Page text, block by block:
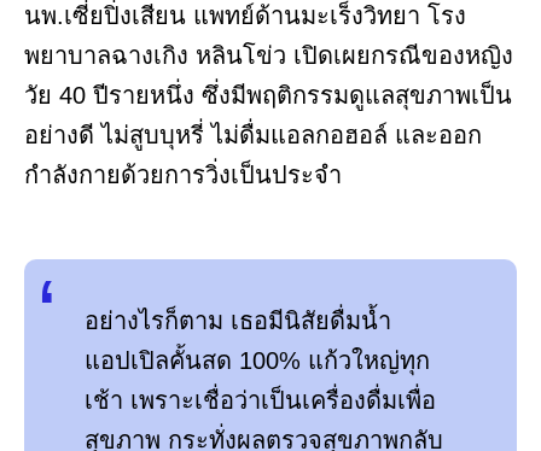
นพ.เซี่ยปิ่งเสียน แพทย์ด้านมะเร็งวิทยา โรง
พยาบาลฉางเกิง หลินโข่ว เปิดเผยกรณีของหญิง
วัย 40 ปีรายหนึ่ง ซึ่งมีพฤติกรรมดูแลสุขภาพเป็น
อย่างดี ไม่สูบบุหรี่ ไม่ดื่มแอลกอฮอล์ และออก
กำลังกายด้วยการวิ่งเป็นประจำ
อย่างไรก็ตาม เธอมีนิสัยดื่มน้ำ
แอปเปิลคั้นสด 100% แก้วใหญ่ทุก
เช้า เพราะเชื่อว่าเป็นเครื่องดื่มเพื่อ
สุขภาพ กระทั่งผลตรวจสุขภาพกลับ